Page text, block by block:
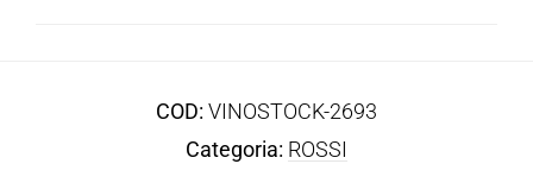
COD: VINOSTOCK-2693
Categoria: ROSSI